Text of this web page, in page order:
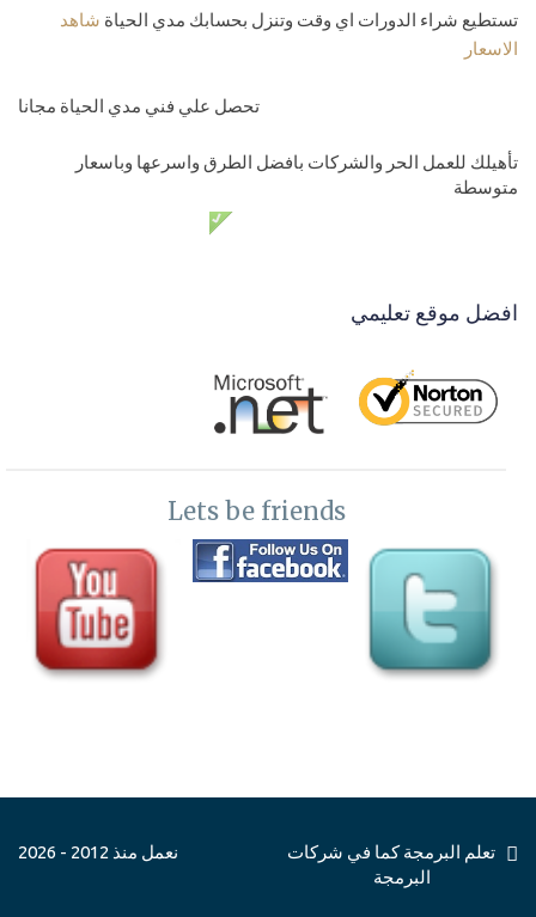
تستطيع شراء الدورات اي وقت وتنزل بحسابك مدي الحياة شاهد
الاسعار
تحصل علي فني مدي الحياة مجانا
تأهيلك للعمل الحر والشركات بافضل الطرق واسرعها وباسعار
متوسطة
افضل موقع تعليمي
Lets be friends
تعلم البرمجة كما في شركات
البرمجة
نعمل منذ 2012 - 2026